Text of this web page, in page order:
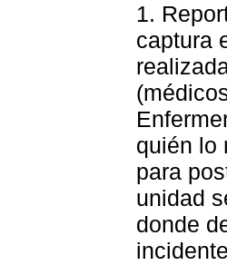
1.
captura
quién lo
para
unidad
donde